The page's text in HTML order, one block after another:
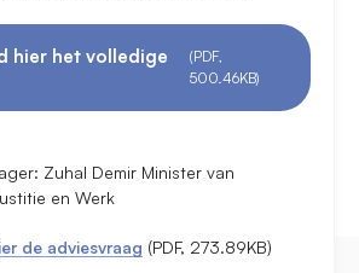
hier het volledige
(PDF,
500.46KB)
Zuhal Demir Minister van
en Werk
de adviesvraag (PDF, 273.89KB)